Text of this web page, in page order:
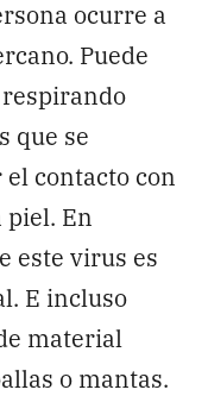
ocurre a
Puede
que se
contacto con
piel. En
este virus es
E incluso
material
o mantas.